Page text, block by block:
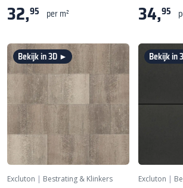
32,95 per m² 34,95
Bekijk in 3D ►
Excluton | Bestrating & Klinkers
Bekijk in
Excluton |